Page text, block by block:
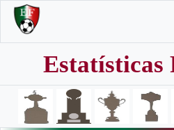
Estatísticas